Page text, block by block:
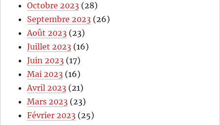
Octobre 2023 (28)
Septembre 2023 (26)
Août 2023 (23)
Juillet 2023 (16)
Juin 2023 (17)
Mai 2023 (16)
Avril 2023 (21)
Mars 2023 (23)
Février 2023 (25)